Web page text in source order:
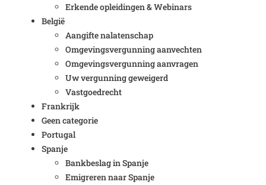
Erkende opleidingen & Webinars
België
Aangifte nalatenschap
Omgevingsvergunning aanvechten
Omgevingsvergunning aanvragen
Uw vergunning geweigerd
Vastgoedrecht
Frankrijk
Geen categorie
Portugal
Spanje
Bankbeslag in Spanje
Emigreren naar Spanje